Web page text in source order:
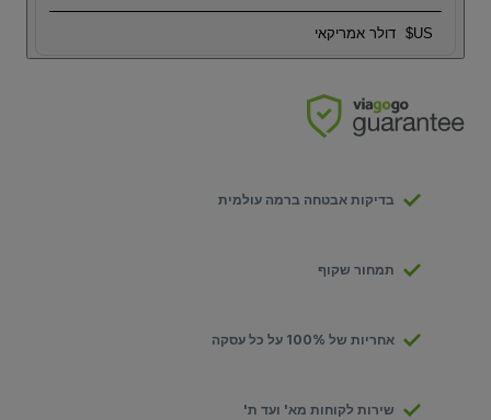
US$ דולר אמריקאי
בדיקות אבטחה ברמה עולמית
תמחור שקוף
אחריות של 100% על כל עסקה
שירות לקוחות מא' ועד ת'